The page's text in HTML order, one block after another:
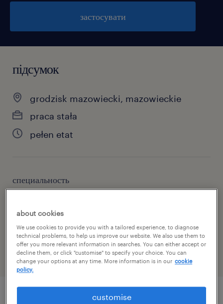
застосувати
підсумок
grodzisk mazowiecki, mazowieckie
praca stała
pełen etat
специальность
номер посилання
47039681
about cookies
We use cookies to provide you with a tailored experience, to diagnose
technical problems, to help us improve our website. We also use them to
offer you more relevant information in searches. You can either accept or
decline them, or click "customise" to specify your choice. You can
change your options at any time. More information is in our cookie
policy.
customise